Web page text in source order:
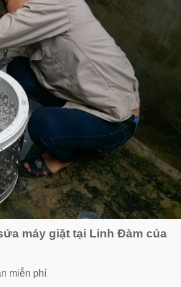
máy giặt tại Linh Đàm của
miễn phí